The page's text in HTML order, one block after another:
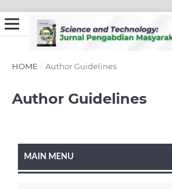
HOME / Author Guidelines
Author Guidelines
MAIN MENU